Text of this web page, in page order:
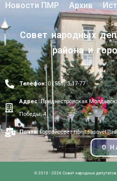
Новости ПМР Архив
Совет народных
района и
Телефон:0 (555) 3-17-77
Адрес:Приднестровская
Победы, 4.
Почта:Горрайсовет
О
© 2010 - 2026 Совет народных